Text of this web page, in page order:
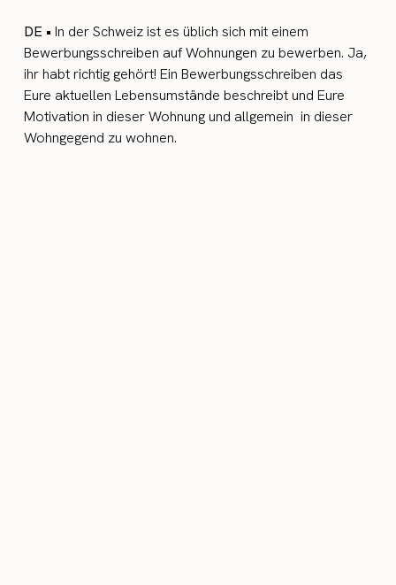
DE •In der Schweiz ist es üblich sich mit einem
Bewerbungsschreiben auf Wohnungen zu bewerben. Ja,
ihr habt richtig gehört! Ein Bewerbungsschreiben das
Eure aktuellen Lebensumstände beschreibt und Eure
Motivation in dieser Wohnung und allgemein in dieser
Wohngegend zu wohnen.